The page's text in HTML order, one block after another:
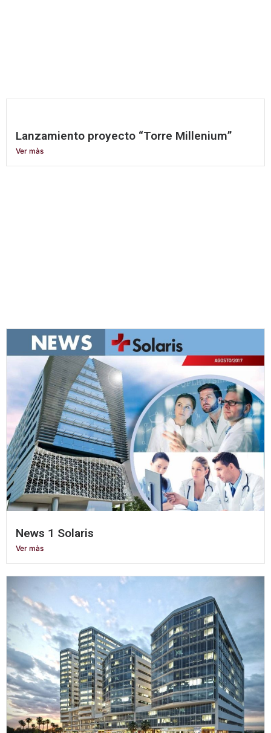
Lanzamiento proyecto “Torre Millenium”
Ver màs
News 1 Solaris
Ver màs